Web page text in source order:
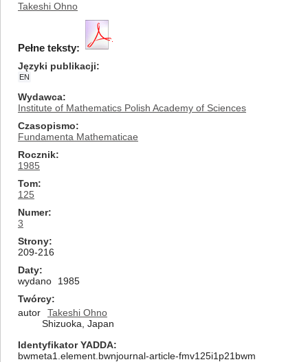
Takeshi Ohno
Pełne teksty:
Języki publikacji
EN
Wydawca
Institute of Mathematics Polish Academy of Sciences
Czasopismo
Fundamenta Mathematicae
Rocznik
1985
Tom
125
Numer
3
Strony
209-216
Daty
wydano
1985
Twórcy
autor
Takeshi Ohno
Shizuoka, Japan
Identyfikator YADDA
bwmeta1.element.bwnjournal-article-fmv125i1p21bwm